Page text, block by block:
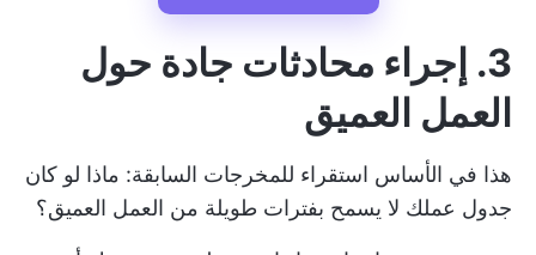
3. إجراء محادثات جادة حول
العمل العميق
هذا في الأساس استقراء للمخرجات السابقة: ماذا لو كان
جدول عملك لا يسمح بفترات طويلة من العمل العميق؟